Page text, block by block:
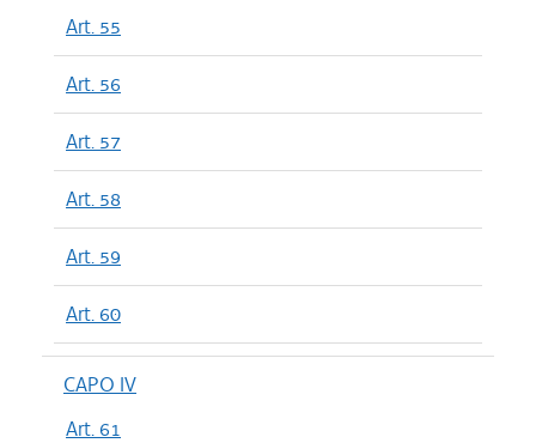
Art. 55
Art. 56
Art. 57
Art. 58
Art. 59
Art. 60
CAPO IV
Art. 61